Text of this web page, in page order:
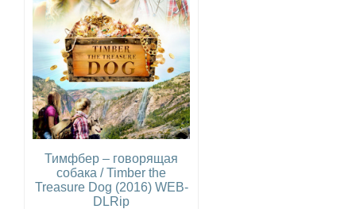
Тимфбер – говорящая
собака / Timber the
Treasure Dog (2016) WEB-
DLRip